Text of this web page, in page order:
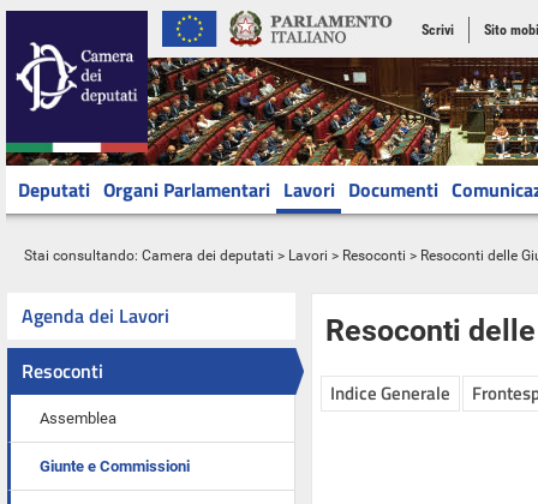
Scrivi Sito
Deputati Organi Parlamentari Lavori Documenti
Stai consultando: Camera dei deputati > Lavori > Resoconti > Resoconti delle
Agenda dei Lavori
Resoconti
Assemblea
Giunte e Commissioni
Resoconti
Indice Generale